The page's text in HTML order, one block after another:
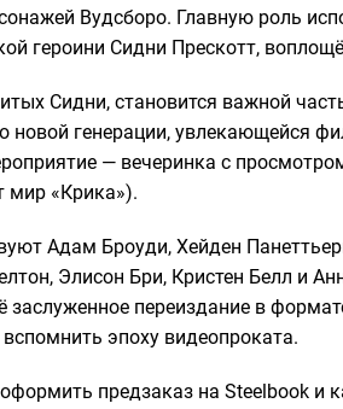
Вудсборо. Главную роль
героини Сидни Прескотт,
Сидни, становится важной
новой генерации, увлекающейся
— вечеринка с
мир «Крика»).
Адам Броуди, Хейден
Элисон Бри, Кристен Белл и
заслуженное переиздание в
эпоху видеопроката.
предзаказ на Steelbook и